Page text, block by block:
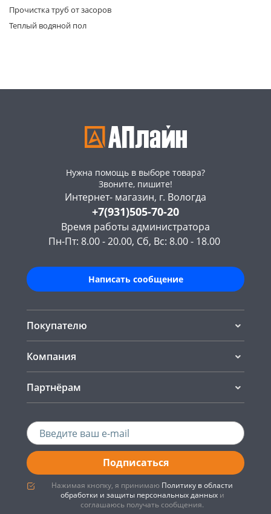
Прочистка труб от засоров
Теплый водяной пол
Нужна помощь в выборе товара?
Звоните, пишите!
Интернет- магазин, г. Вологда
+7(931)505-70-20
Время работы администратора
Пн-Пт: 8.00 - 20.00, Сб, Вс: 8.00 - 18.00
Написать сообщение
Покупателю
Компания
Партнёрам
Подписаться
Нажимая кнопку, я принимаю Политику в области
обработки и защиты персональных данныхи
соглашаюсь получать сообщения.